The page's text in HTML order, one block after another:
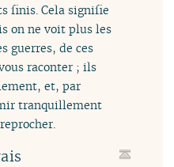
finis. Cela signifie
on ne voit plus les
guerres, de ces
raconter ; ils
et, par
tranquillement